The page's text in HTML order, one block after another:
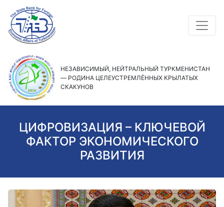
НЕЗАВИСИМЫЙ, НЕЙТРАЛЬНЫЙ ТУРКМЕНИСТАН
— РОДИНА ЦЕЛЕУСТРЕМЛЁННЫХ КРЫЛАТЫХ
СКАКУНОВ
ЦИФРОВИЗАЦИЯ – КЛЮЧЕВОЙ
ФАКТОР ЭКОНОМИЧЕСКОГО
РАЗВИТИЯ